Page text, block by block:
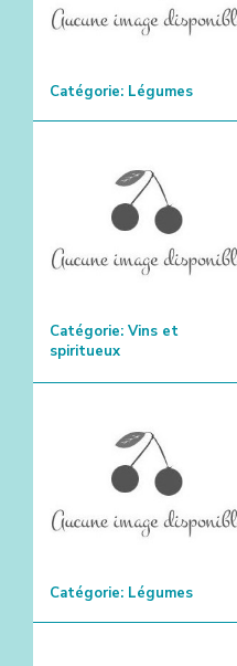
Catégorie: Légumes
Catégorie: Vins et
spiritueux
Catégorie: Légumes